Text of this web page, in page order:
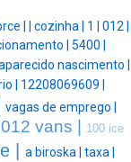
| cozinha | 1 | 012 |
| 5400 |
nascimento |
| 12208069609 |
vagas de emprego |
012 vans |
100 ice
| a biroska | taxa |